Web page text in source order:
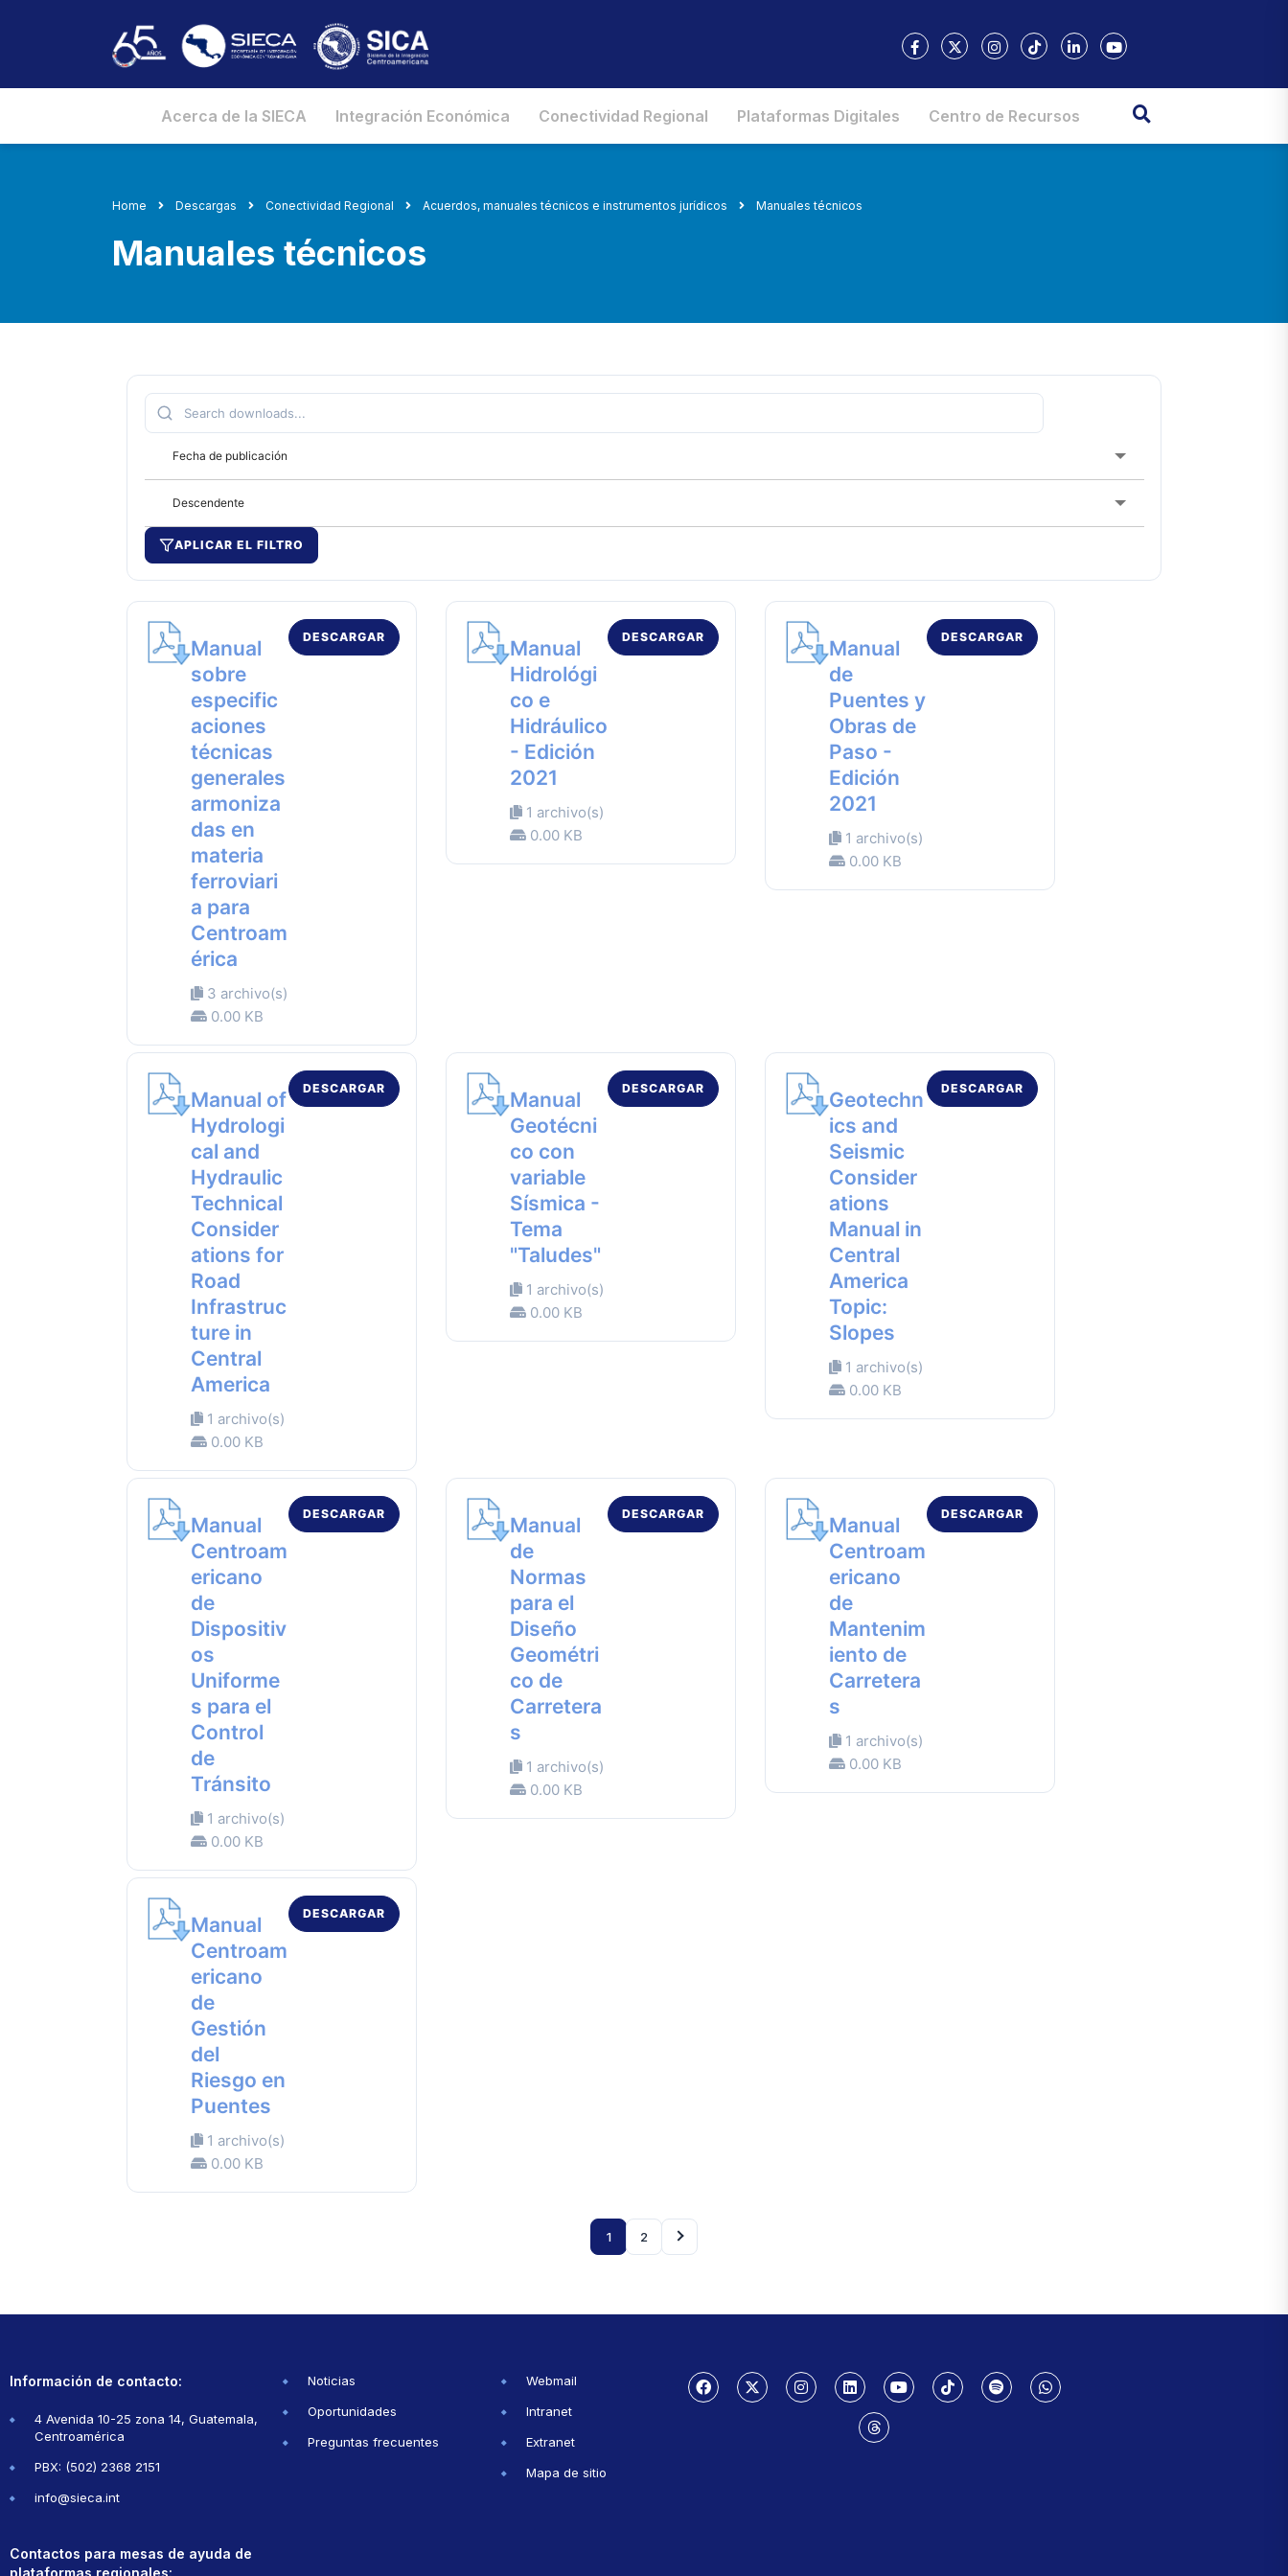
Acerca de la SIECA Integración Económica Conectividad Regional Plataformas Digitales Centro de Recursos
Home Descargas Conectividad Regional Acuerdos, manuales técnicos e instrumentos jurídicos Manuales técnicos
Manuales técnicos
Fecha de publicación
Descendente
APLICAR EL FILTRO
Manual
sobre
especific
aciones
técnicas
generales
armoniza
das en
materia
ferroviari
a para
Centroam
érica
3 archivo(s)
0.00 KB
DESCARGAR
Manual
Hidrológi
co e
Hidráulico
- Edición
2021
1 archivo(s)
0.00 KB
DESCARGAR
Manual
de
Puentes y
Obras de
Paso -
Edición
2021
1 archivo(s)
0.00 KB
DESCARGAR
Manual of
Hydrologi
cal and
Hydraulic
Technical
Consider
ations for
Road
Infrastruc
ture in
Central
America
1 archivo(s)
0.00 KB
DESCARGAR
Manual
Geotécni
co con
variable
Sísmica -
Tema
"Taludes"
1 archivo(s)
0.00 KB
DESCARGAR
Geotechn
ics and
Seismic
Consider
ations
Manual in
Central
America
Topic:
Slopes
1 archivo(s)
0.00 KB
DESCARGAR
Manual
Centroam
ericano
de
Dispositiv
os
Uniforme
s para el
Control
de
Tránsito
1 archivo(s)
0.00 KB
DESCARGAR
Manual
de
Normas
para el
Diseño
Geométri
co de
Carretera
s
1 archivo(s)
0.00 KB
DESCARGAR
Manual
Centroam
ericano
de
Mantenim
iento de
Carretera
s
1 archivo(s)
0.00 KB
DESCARGAR
Manual
Centroam
ericano
de
Gestión
del
Riesgo en
Puentes
1 archivo(s)
0.00 KB
DESCARGAR
1 2
Información de contacto:
4 Avenida 10-25 zona 14, Guatemala,
Centroamérica
PBX: (502) 2368 2151
info@sieca.int
Contactos para mesas de ayuda de
plataformas regionales:
Noticias
Oportunidades
Preguntas frecuentes
Webmail
Intranet
Extranet
Mapa de sitio